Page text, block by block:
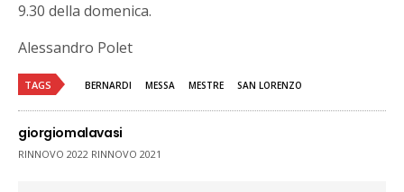
9.30 della domenica.
Alessandro Polet
TAGS BERNARDI MESSA MESTRE SAN LORENZO
giorgiomalavasi
RINNOVO 2022 RINNOVO 2021